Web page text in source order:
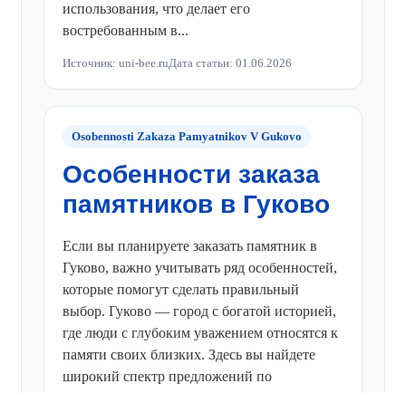
использования, что делает его
востребованным в...
Источник: uni-bee.ruДата статьи: 01.06.2026
Osobennosti Zakaza Pamyatnikov V Gukovo
Особенности заказа
памятников в Гуково
Если вы планируете заказать памятник в
Гуково, важно учитывать ряд особенностей,
которые помогут сделать правильный
выбор. Гуково — город с богатой историей,
где люди с глубоким уважением относятся к
памяти своих близких. Здесь вы найдете
широкий спектр предложений по